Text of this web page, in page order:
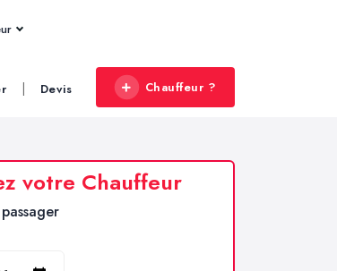
| Devis Chauffeur ?
votre Chauffeur